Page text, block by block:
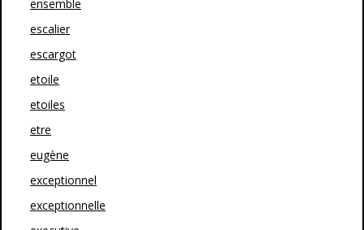
ensemble
escalier
escargot
etoile
etoiles
etre
eugène
exceptionnel
exceptionnelle